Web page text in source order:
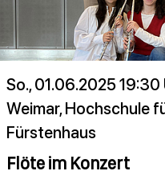
So., 01.06.2025 19:30
Weimar, Hochschule
Fürstenhaus
Flöte im Konzert